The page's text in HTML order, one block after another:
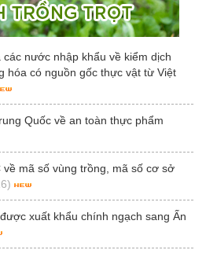
các nước nhập khẩu về kiểm dịch
hóa có nguồn gốc thực vật từ Việt
Quốc về an toàn thực phẩm
mã số vùng trồng, mã số cơ sở
xuất khẩu chính ngạch sang Ấn